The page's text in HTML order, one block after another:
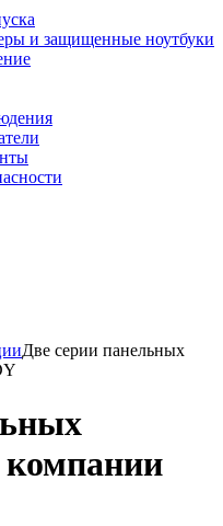
и защищенные ноутбуки
Две серии панельных